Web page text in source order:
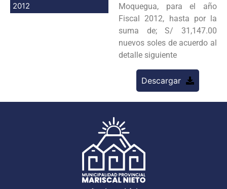
2012
Moquegua, para el año
Fiscal 2012, hasta por la
suma de; S/ 31,147.00
nuevos soles de acuerdo al
detalle siguiente
Descargar